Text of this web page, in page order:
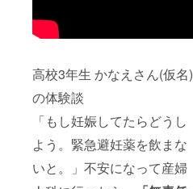
高校3年生 かなえさん(仮名)
の体験談
「もし妊娠してたらどうし
よう。緊急避妊薬を飲まな
いと。」不安になって産婦